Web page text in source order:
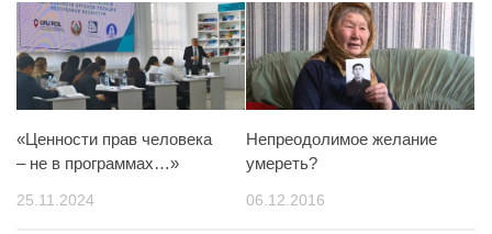
«Ценности прав человека
– не в программах…»
25.11.2024
Непреодолимое желание
умереть?
06.12.2016